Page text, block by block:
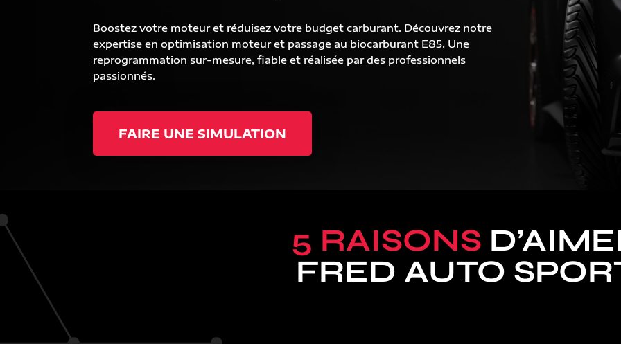
Boostez votre moteur et réduisez votre budget carburant. Découvrez notre
expertise en optimisation moteur et passage au biocarburant E85. Une
reprogrammation sur-mesure, fiable et réalisée par des professionnels
passionnés.
FAIRE UNE SIMULATION
5 RAISONS
FRED AUTO